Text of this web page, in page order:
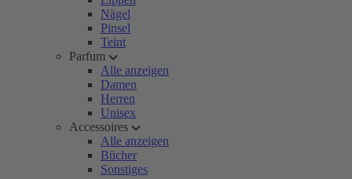
Nägel
Pinsel
Teint
Parfum
Alle anzeigen
Damen
Herren
Unisex
Accessoires
Alle anzeigen
Bücher
Sonstiges